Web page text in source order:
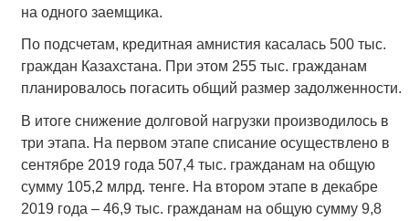
на одного заемщика.
По подсчетам, кредитная амнистия касалась 500 тыс.
граждан Казахстана. При этом 255 тыс. гражданам
планировалось погасить общий размер задолженности.
В итоге снижение долговой нагрузки производилось в
три этапа. На первом этапе списание осуществлено в
сентябре 2019 года 507,4 тыс. гражданам на общую
сумму 105,2 млрд. тенге. На втором этапе в декабре
2019 года – 46,9 тыс. гражданам на общую сумму 9,8